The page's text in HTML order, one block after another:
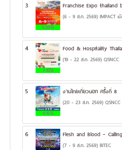
3
11.98%
Franchise Expo thailand
(6 - 9 ส.ค. 2569) IMPACT เ
4
7.16%
Food & Hospitality
(19 - 22 ส.ค. 2569) QSNCC
5
4.16%
งานไทยเที่ยวนอก ครั้งที่ 8
(20 - 23 ส.ค. 2569) QSNCC
6 Flesh and Blood –
(7 - 9 ส.ค. 2569) BITEC